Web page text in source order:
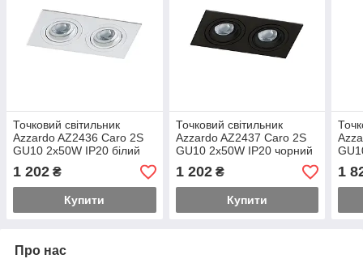
Точковий світильник
Azzardo AZ2436 Caro 2S
GU10 2x50W IP20 білий
1 202 ₴
Купити
Точковий світильник
Azzardo AZ2437 Caro 2S
GU10 2x50W IP20 чорний
1 202₴
Купити
1
Про нас